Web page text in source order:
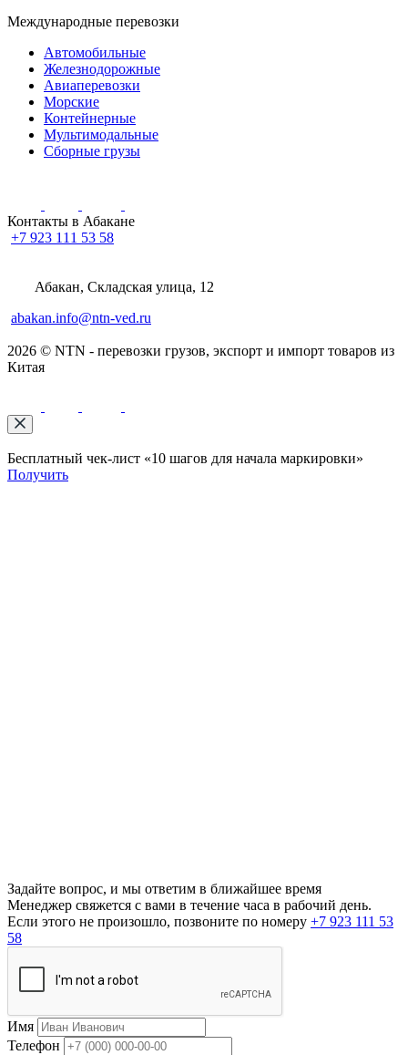
Международные перевозки
Автомобильные
Железнодорожные
Авиаперевозки
Морские
Контейнерные
Мультимодальные
Сборные грузы
Контакты в Абакане
+7 923 111 53 58
Абакан, Складская улица, 12
abakan.info@ntn-ved.ru
2026 © NTN - перевозки грузов, экспорт и импорт товаров из
Китая
Бесплатный чек-лист «10 шагов для начала маркировки»
Получить
Задайте вопрос, и мы ответим в ближайшее время
Менеджер свяжется с вами в течение часа в рабочий день.
Если этого не произошло, позвоните по номеру +7 923 111 53
58
Имя
Телефон